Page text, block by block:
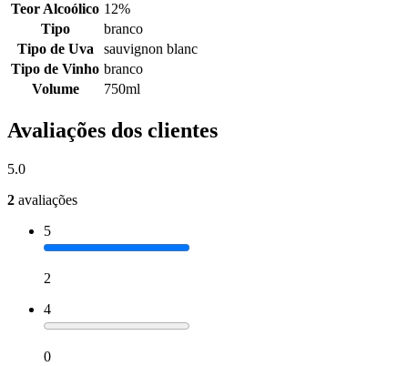
Teor Alcoólico 12%
Tipo
branco
Tipo de Uva
sauvignon blanc
Tipo de Vinho branco
Volume
750ml
Avaliações dos clientes
5.0
2 avaliações
5
2
4
0